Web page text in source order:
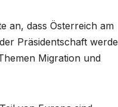
an, dass Österreich am
Präsidentschaft werde
Migration und